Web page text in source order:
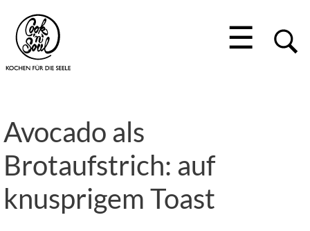
☰
Avocado als
Brotaufstrich: auf
knusprigem Toast